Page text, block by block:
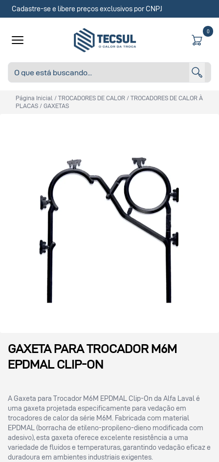
Cadastre-se e libere preços exclusivos por CNPJ
0
Página Inicial / TROCADORES DE CALOR / TROCADORES DE CALOR À
PLACAS / GAXETAS
GAXETA PARA TROCADOR M6M
EPDMAL CLIP-ON
A Gaxeta para Trocador M6M EPDMAL Clip-On da Alfa Laval é
uma gaxeta projetada especificamente para vedação em
trocadores de calor da série M6M. Fabricada com material
EPDMAL (borracha de etileno-propileno-dieno modificada com
adesivo), esta gaxeta oferece excelente resistência a uma
variedade de fluidos e temperaturas, garantindo vedação eficaz e
duradoura em ambientes industriais exigentes.